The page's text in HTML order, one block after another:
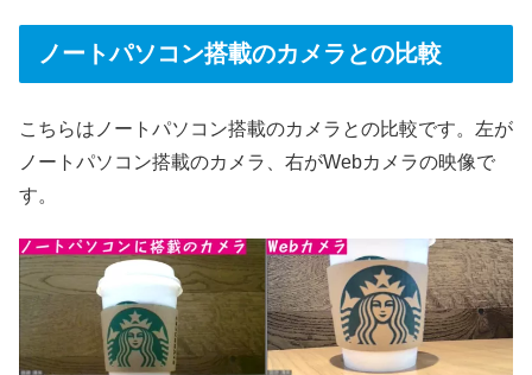
ノートパソコン搭載のカメラとの比較
こちらはノートパソコン搭載のカメラとの比較です。左が
ノートパソコン搭載のカメラ、右がWebカメラの映像で
す。